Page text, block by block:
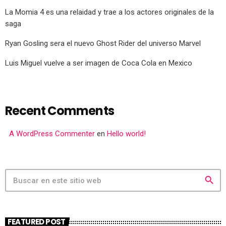
La Momia 4 es una relaidad y trae a los actores originales de la
saga
Ryan Gosling sera el nuevo Ghost Rider del universo Marvel
Luis Miguel vuelve a ser imagen de Coca Cola en Mexico
Recent Comments
A WordPress Commenter en Hello world!
search
FEATURED POST